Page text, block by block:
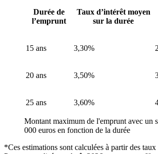
Durée de
l’emprunt
Taux d’intérêt moyen
sur la durée
15 ans 3,30%
20 ans 3,50%
25 ans 3,60%
Montant maximum de l'emprunt avec un
000 euros en fonction de la durée
*Ces estimations sont calculées à partir des